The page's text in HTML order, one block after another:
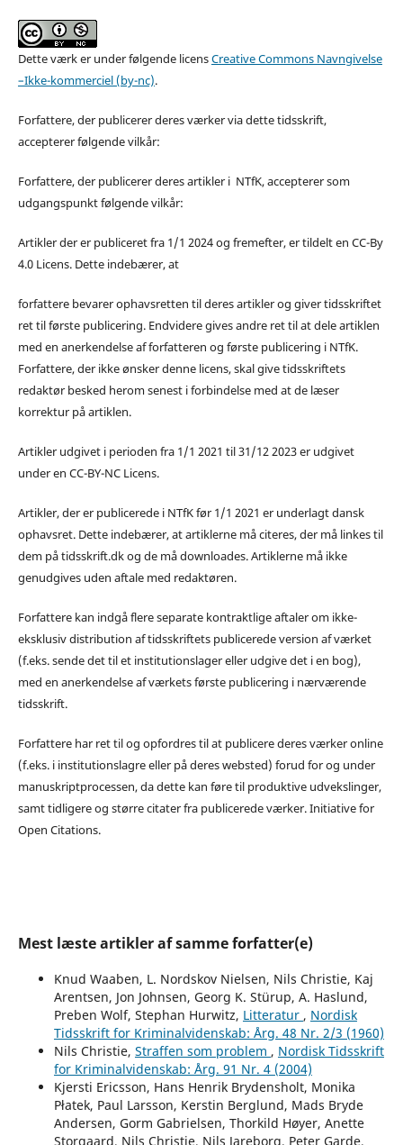
Dette værk er under følgende licensCreative Commons Navngivelse
–Ikke-kommerciel (by-nc).
Forfattere, der publicerer deres værker via dette tidsskrift,
accepterer følgende vilkår:
Forfattere, der publicerer deres artikler i NTfK, accepterer som
udgangspunkt følgende vilkår:
Artikler der er publiceret fra 1/1 2024 og fremefter, er tildelt en CC-By
4.0 Licens. Dette indebærer, at
forfattere bevarer ophavsretten til deres artikler og giver tidsskriftet
ret til første publicering. Endvidere gives andre ret til at dele artiklen
med en anerkendelse af forfatteren og første publicering i NTfK.
Forfattere, der ikke ønsker denne licens, skal give tidsskriftets
redaktør besked herom senest i forbindelse med at de læser
korrektur på artiklen.
Artikler udgivet i perioden fra 1/1 2021 til 31/12 2023 er udgivet
under en CC-BY-NC Licens.
Artikler, der er publicerede i NTfK før 1/1 2021 er underlagt dansk
ophavsret. Dette indebærer, at artiklerne må citeres, der må linkes til
dem på tidsskrift.dk og de må downloades. Artiklerne må ikke
genudgives uden aftale med redaktøren.
Forfattere kan indgå flere separate kontraktlige aftaler om ikke-
eksklusiv distribution af tidsskriftets publicerede version af værket
(f.eks. sende det til et institutionslager eller udgive det i en bog),
med en anerkendelse af værkets første publicering i nærværende
tidsskrift.
Forfattere har ret til og opfordres til at publicere deres værker online
(f.eks. i institutionslagre eller på deres websted) forud for og under
manuskriptprocessen, da dette kan føre til produktive udvekslinger,
samt tidligere og større citater fra publicerede værker. Initiative for
Open Citations.
Mest læste artikler af samme forfatter(e)
Knud Waaben, L. Nordskov Nielsen, Nils Christie, Kaj
Arentsen, Jon Johnsen, Georg K. Stürup, A. Haslund,
Preben Wolf, Stephan Hurwitz, Litteratur , Nordisk
Tidsskrift for Kriminalvidenskab: Årg. 48 Nr. 2/3 (1960)
Nils Christie, Straffen som problem , Nordisk Tidsskrift
for Kriminalvidenskab: Årg. 91 Nr. 4 (2004)
Kjersti Ericsson, Hans Henrik Brydensholt, Monika
Płatek, Paul Larsson, Kerstin Berglund, Mads Bryde
Andersen, Gorm Gabrielsen, Thorkild Høyer, Anette
Storgaard, Nils Christie, Nils Jareborg, Peter Garde,